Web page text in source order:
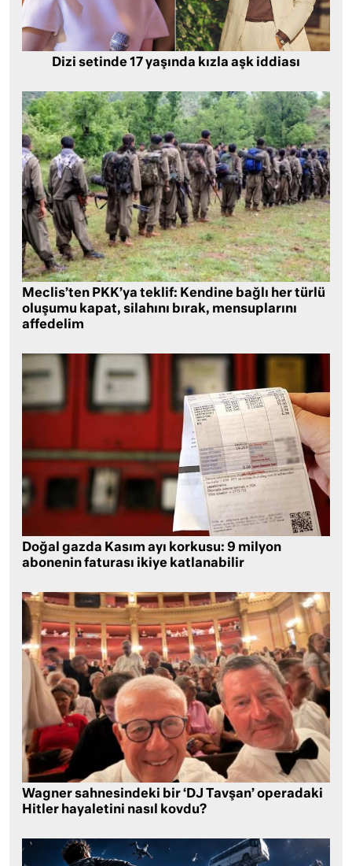
Dizi setinde 17 yaşında kızla aşk iddiası
Meclis’ten PKK’ya teklif: Kendine bağlı her türlü
oluşumu kapat, silahını bırak, mensuplarını
affedelim
Doğal gazda Kasım ayı korkusu: 9 milyon
abonenin faturası ikiye katlanabilir
Wagner sahnesindeki bir ‘DJ Tavşan’ operadaki
Hitler hayaletini nasıl kovdu?